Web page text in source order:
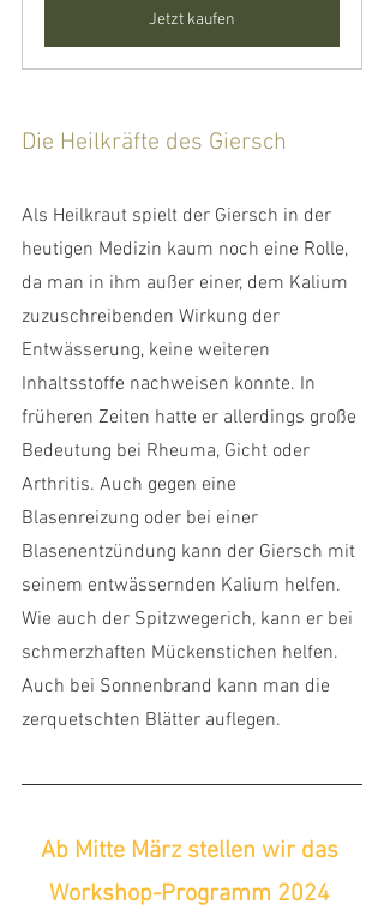
Jetzt kaufen
Die Heilkräfte des Giersch
Als Heilkraut spielt der Giersch in der
heutigen Medizin kaum noch eine Rolle,
da man in ihm außer einer, dem Kalium
zuzuschreibenden Wirkung der
Entwässerung, keine weiteren
Inhaltsstoffe nachweisen konnte. In
früheren Zeiten hatte er allerdings große
Bedeutung bei Rheuma, Gicht oder
Arthritis. Auch gegen eine
Blasenreizung oder bei einer
Blasenentzündung kann der Giersch mit
seinem entwässernden Kalium helfen.
Wie auch der Spitzwegerich, kann er bei
schmerzhaften Mückenstichen helfen.
Auch bei Sonnenbrand kann man die
zerquetschten Blätter auflegen.
Ab Mitte März stellen wir das
Workshop-Programm 2024